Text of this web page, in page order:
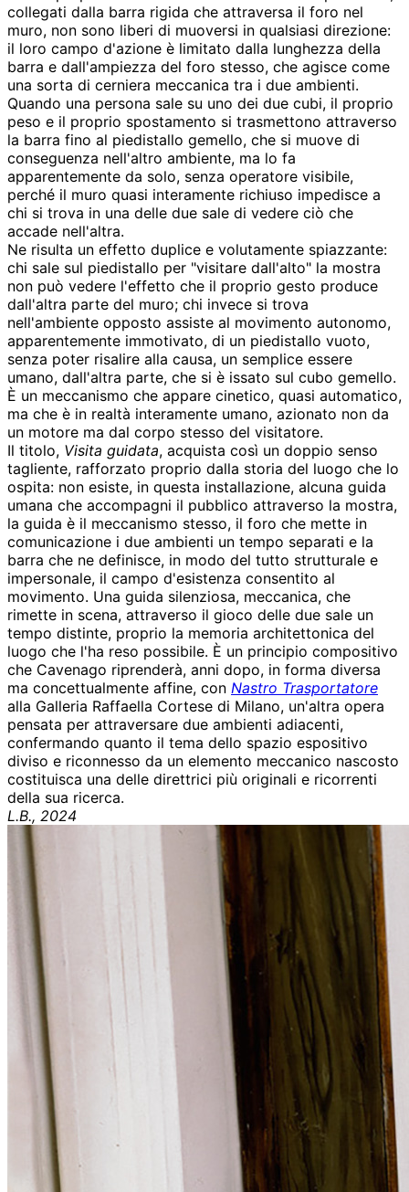
collegati dalla barra rigida che attraversa il foro nel
muro, non sono liberi di muoversi in qualsiasi direzione:
il loro campo d'azione è limitato dalla lunghezza della
barra e dall'ampiezza del foro stesso, che agisce come
una sorta di cerniera meccanica tra i due ambienti.
Quando una persona sale su uno dei due cubi, il proprio
peso e il proprio spostamento si trasmettono attraverso
la barra fino al piedistallo gemello, che si muove di
conseguenza nell'altro ambiente, ma lo fa
apparentemente da solo, senza operatore visibile,
perché il muro quasi interamente richiuso impedisce a
chi si trova in una delle due sale di vedere ciò che
accade nell'altra.
Ne risulta un effetto duplice e volutamente spiazzante:
chi sale sul piedistallo per "visitare dall'alto" la mostra
non può vedere l'effetto che il proprio gesto produce
dall'altra parte del muro; chi invece si trova
nell'ambiente opposto assiste al movimento autonomo,
apparentemente immotivato, di un piedistallo vuoto,
senza poter risalire alla causa, un semplice essere
umano, dall'altra parte, che si è issato sul cubo gemello.
È un meccanismo che appare cinetico, quasi automatico,
ma che è in realtà interamente umano, azionato non da
un motore ma dal corpo stesso del visitatore.
Il titolo, Visita guidata, acquista così un doppio senso
tagliente, rafforzato proprio dalla storia del luogo che lo
ospita: non esiste, in questa installazione, alcuna guida
umana che accompagni il pubblico attraverso la mostra,
la guida è il meccanismo stesso, il foro che mette in
comunicazione i due ambienti un tempo separati e la
barra che ne definisce, in modo del tutto strutturale e
impersonale, il campo d'esistenza consentito al
movimento. Una guida silenziosa, meccanica, che
rimette in scena, attraverso il gioco delle due sale un
tempo distinte, proprio la memoria architettonica del
luogo che l'ha reso possibile. È un principio compositivo
che Cavenago riprenderà, anni dopo, in forma diversa
ma concettualmente affine, con Nastro Trasportatore
alla Galleria Raffaella Cortese di Milano, un'altra opera
pensata per attraversare due ambienti adiacenti,
confermando quanto il tema dello spazio espositivo
diviso e riconnesso da un elemento meccanico nascosto
costituisca una delle direttrici più originali e ricorrenti
della sua ricerca.
L.B., 2024